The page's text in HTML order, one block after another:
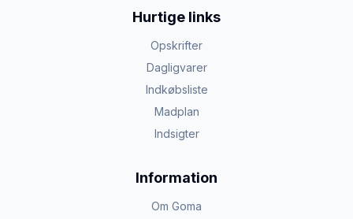
Hurtige links
Opskrifter
Dagligvarer
Indkøbsliste
Madplan
Indsigter
Information
Om Goma